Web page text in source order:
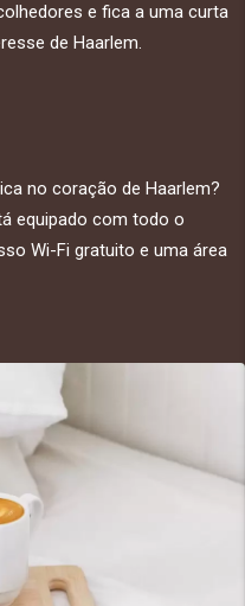
e fica a uma curta
de Haarlem.
no coração de Haarlem?
equipado com todo o
Wi-Fi gratuito e uma área